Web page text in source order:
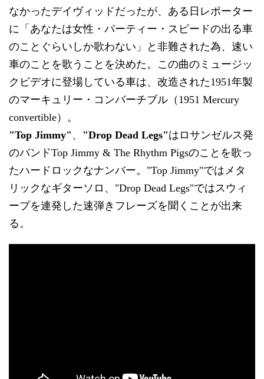
なかったデイヴィッドだったが、ある日レポーター
に「あなたは女性・パーティー・スピードの出る車
のことぐらいしか歌わない」と非難された為、速い
車のことを歌うことを決めた。この曲のミュージッ
クビデオに登場している車は、改造された1951年製
のマーキュリー・コンバーチブル（1951 Mercury
convertible）。
"Top Jimmy" 、 "Drop Dead Legs"はロサンゼルス発
のバンドTop Jimmy & The Rhythm Pigsのことを歌っ
たハードロックなナンバー。"Top Jimmy"ではメタ
リックなギターソロ、"Drop Dead Legs"ではスウィ
ープを連発した速弾きフレーズを聞くことが出来
る。